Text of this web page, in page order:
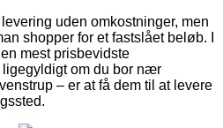
uden omkostninger, men
shopper for et fastslået beløb. I
mest prisbevidste
ligegyldigt om du bor nær
– er at få dem til at levere